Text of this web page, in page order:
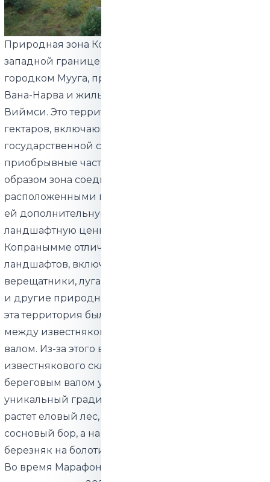
Природная зона Копранымме расположена на
западной границе Маарду, между садовым
городком Мууга, промышленной зоной шоссе
Вана-Нарва и жилым районом Лайакюла в
Виймси. Это территория площадью около 14
гектаров, включающая 15 земельных участков
государственной собственности и две
приобрывные части Паэвялья 2. Природным
образом зона соединяется с прудами,
расположенными по адресу Тийги 2, что придает
ей дополнительную экологическую и
ландшафтную ценность.
Копранымме отличается богатым разнообразием
ландшафтов, включая песчаные участки,
верещатники, луга, заболоченные леса, торфяники
и другие природные экосистемы. Исторически
эта территория была дном моря, расположенным
между известняковым обрывом и береговым
валом. Из-за этого вода, стекающая с
известнякового склона, задерживается перед
береговым валом у дороги Алтметса. Это создает
уникальный градиент растительности: на юге
растет еловый лес, в центральной части —
сосновый бор, а на севере, у прудов, расположен
березняк на болотистой почве.
Во время Марафонов природных наблюдений,